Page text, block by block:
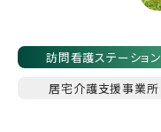
訪問看護ステーション
居宅介護支援事業所